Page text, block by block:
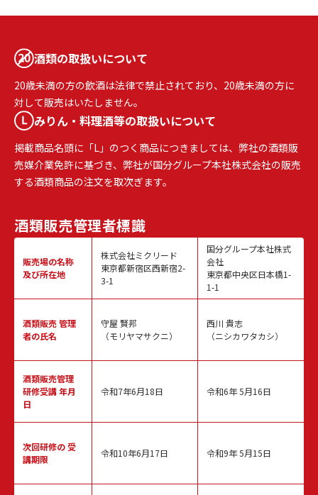
酒類の取扱いについて
20歳未満の方の飲酒は法律で禁止されており、20歳未満の方に
対して販売はいたしません。
みりん・料理酒等の取扱いについて
掲載商品名頭に「L」のつく商品につきましては、弊社の酒類販
売媒介業免許に基づき、弊社が国分グループ本社株式会社の販売
する酒類商品の注文を取次ぎます。
酒類販売管理者標識
販売場の名称
及び所在地
酒類販売管理
者の氏名
酒類販売管理
研修受講 年月
日
次回研修の受
講期限
株式会社ミクリード
東京都新宿区西新宿2-
3-1
守屋 賢邦
（モリヤマサクニ）
令和7年6月18日
令和10年6月17日
国分グループ本社株式
会社
東京都中央区日本橋1-
1-1
西川 貴志
（ニシカワタカシ）
令和6年 5月16日
令和9年 5月15日